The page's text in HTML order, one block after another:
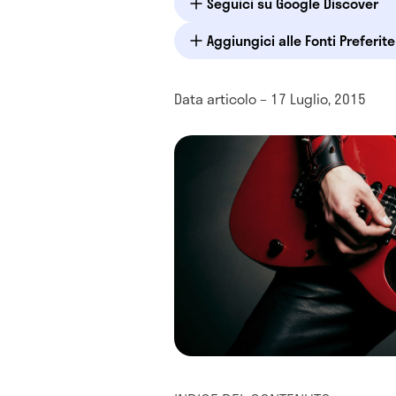
Aggiungici alle Fonti
Data articolo – 17 Luglio, 2015